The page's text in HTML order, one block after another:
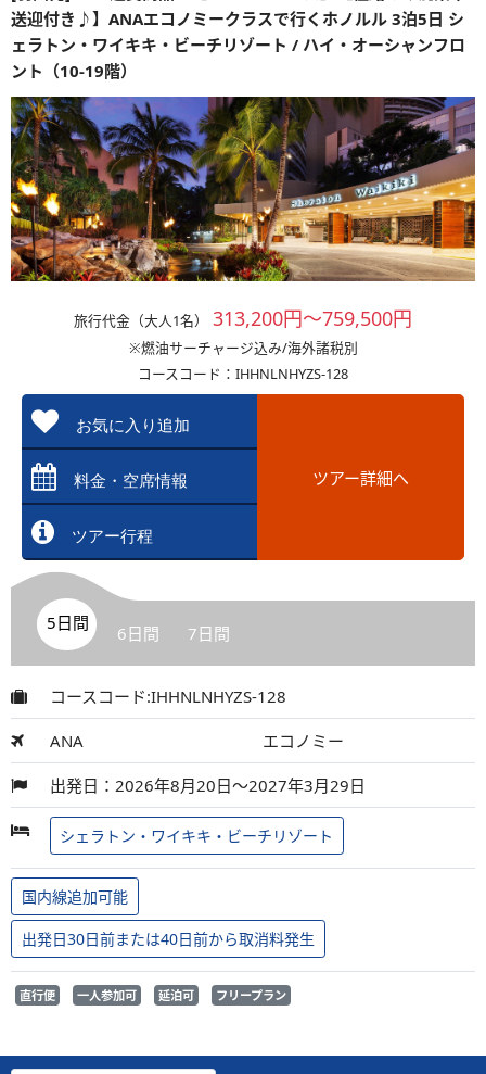
送迎付き♪】ANAエコノミークラスで行くホノルル 3泊5日 シ
ェラトン・ワイキキ・ビーチリゾート / ハイ・オーシャンフロ
ント（10-19階）
旅行代金（大人1名） 313,200円～759,500円
※燃油サーチャージ込み/海外諸税別
コースコード：IHHNLNHYZS-128
お気に入り追加
料金・空席情報
ツアー行程
ツアー詳細へ
5日間 6日間 7日間
コースコード:IHHNLNHYZS-128
ANA エコノミー
出発日：2026年8月20日～2027年3月29日
シェラトン・ワイキキ・ビーチリゾート
国内線追加可能
出発日30日前または40日前から取消料発生
直行便 一人参加可 延泊可 フリープラン